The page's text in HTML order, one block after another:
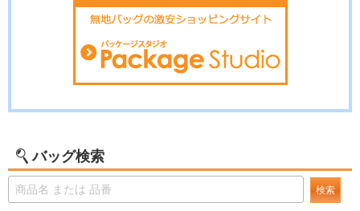
バッグ検索
検索